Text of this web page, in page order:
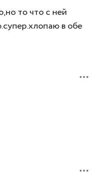
то что с ней
в обе